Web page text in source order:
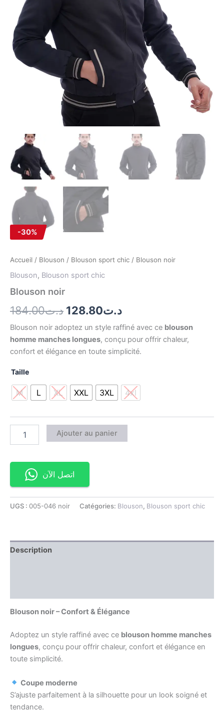
-30%
Accueil / Blouson / Blouson sport chic / Blouson noir
Blouson, Blouson sport chic
Blouson noir
د.ت184.00 د.ت128.80
Blouson noir adoptez un style raffiné avec ce blouson
homme manches longues, conçu pour offrir chaleur,
confort et élégance en toute simplicité.
Taille
M L XL XXL 3XL 4xl
Ajouter au panier
اتصل الآن
UGS : 005-046 noir Catégories: Blouson, Blouson sport chic
Description
Blouson noir – Confort & Élégance
Adoptez un style raffiné avec ce blouson homme manches
longues, conçu pour offrir chaleur, confort et élégance en
toute simplicité.
Coupe moderne
S’ajuste parfaitement à la silhouette pour un look soigné et
tendance.